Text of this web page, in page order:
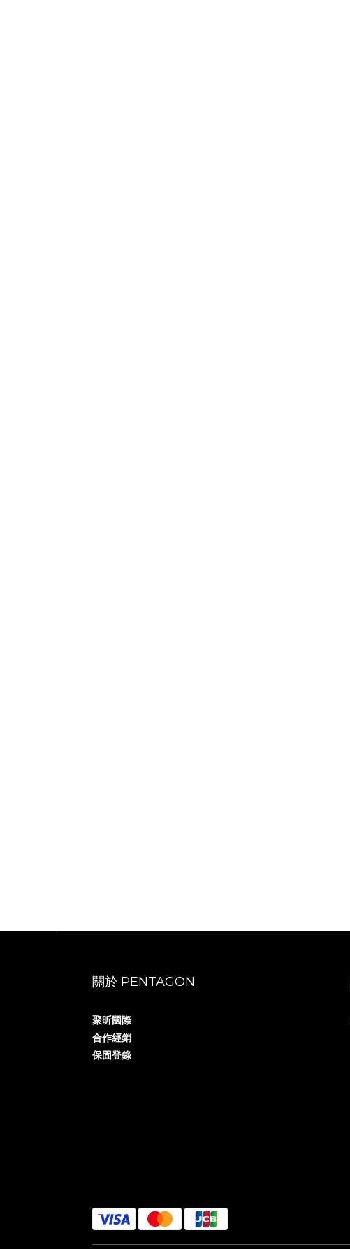
關於 PENTAGON
聚昕國際
合作經銷
保固登錄